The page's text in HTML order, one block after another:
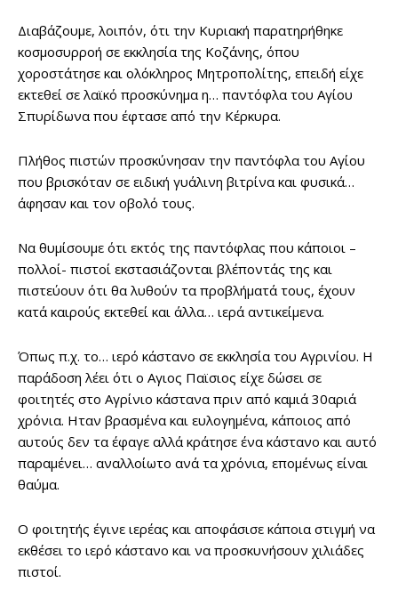
Διαβάζουμε, λοιπόν, ότι την Κυριακή παρατηρήθηκε
κοσμοσυρροή σε εκκλησία της Κοζάνης, όπου
χοροστάτησε και ολόκληρος Μητροπολίτης, επειδή είχε
εκτεθεί σε λαϊκό προσκύνημα η… παντόφλα του Αγίου
Σπυρίδωνα που έφτασε από την Κέρκυρα.
Πλήθος πιστών προσκύνησαν την παντόφλα του Αγίου
που βρισκόταν σε ειδική γυάλινη βιτρίνα και φυσικά…
άφησαν και τον οβολό τους.
Να θυμίσουμε ότι εκτός της παντόφλας που κάποιοι –
πολλοί- πιστοί εκστασιάζονται βλέποντάς της και
πιστεύουν ότι θα λυθούν τα προβλήματά τους, έχουν
κατά καιρούς εκτεθεί και άλλα… ιερά αντικείμενα.
Όπως π.χ. το… ιερό κάστανο σε εκκλησία του Αγρινίου. Η
παράδοση λέει ότι ο Αγιος Παϊσιος είχε δώσει σε
φοιτητές στο Αγρίνιο κάστανα πριν από καμιά 30αριά
χρόνια. Ηταν βρασμένα και ευλογημένα, κάποιος από
αυτούς δεν τα έφαγε αλλά κράτησε ένα κάστανο και αυτό
παραμένει… αναλλοίωτο ανά τα χρόνια, επομένως είναι
θαύμα.
Ο φοιτητής έγινε ιερέας και αποφάσισε κάποια στιγμή να
εκθέσει το ιερό κάστανο και να προσκυνήσουν χιλιάδες
πιστοί.